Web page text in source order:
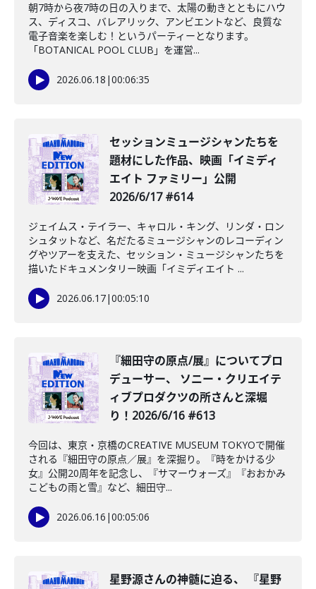
朝7時から夜7時の日の入りまで、太陽の動きとともにハウ
ス、ディスコ、バレアリック、アンビエントなど、良質な
電子音楽を楽しむ！というパーティーとなります。
「BOTANICAL POOL CLUB」を運営...
2026.06.18 |00:06:35
セッションミュージシャンたちを
題材にした作品、映画「イミディ
エイト ファミリー」公開
2026/6/17 #614
ジェイムス・テイラー、キャロル・キング、リンダ・ロン
シュタットなど、名だたるミュージシャンのレコーディン
グやツアーを支えた、セッション・ミュージシャンたちを
描いたドキュメンタリー映画「イミディエイト ...
2026.06.17|00:05:10
️『細田守の原点/展』についてプロ
デューサー、 ソニー・クリエイテ
ィブプロダクツの所さんと深堀
り！2026/6/16 #613
今回は、東京・京橋のCREATIVE MUSEUM TOKYOで開催
される『細田守の原点／展』を深掘り。『時をかける少
女』公開20周年を記念し、『サマーウォーズ』『おおかみ
こどもの雨と雪』など、細田守...
2026.06.16 |00:05:06
星野源さんの神髄に迫る、 『星野